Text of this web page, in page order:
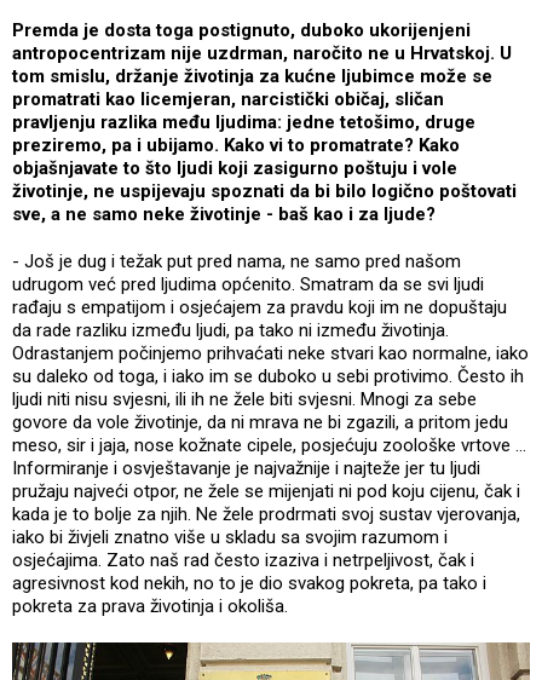
Premda je dosta toga postignuto, duboko ukorijenjeni
antropocentrizam nije uzdrman, naročito ne u Hrvatskoj. U
tom smislu, držanje životinja za kućne ljubimce može se
promatrati kao licemjeran, narcistički običaj, sličan
pravljenju razlika među ljudima: jedne tetošimo, druge
preziremo, pa i ubijamo. Kako vi to promatrate? Kako
objašnjavate to što ljudi koji zasigurno poštuju i vole
životinje, ne uspijevaju spoznati da bi bilo logično poštovati
sve, a ne samo neke životinje - baš kao i za ljude?
- Još je dug i težak put pred nama, ne samo pred našom
udrugom već pred ljudima općenito. Smatram da se svi ljudi
rađaju s empatijom i osjećajem za pravdu koji im ne dopuštaju
da rade razliku između ljudi, pa tako ni između životinja.
Odrastanjem počinjemo prihvaćati neke stvari kao normalne, iako
su daleko od toga, i iako im se duboko u sebi protivimo. Često ih
ljudi niti nisu svjesni, ili ih ne žele biti svjesni. Mnogi za sebe
govore da vole životinje, da ni mrava ne bi zgazili, a pritom jedu
meso, sir i jaja, nose kožnate cipele, posjećuju zoološke vrtove ...
Informiranje i osvještavanje je najvažnije i najteže jer tu ljudi
pružaju najveći otpor, ne žele se mijenjati ni pod koju cijenu, čak i
kada je to bolje za njih. Ne žele prodrmati svoj sustav vjerovanja,
iako bi živjeli znatno više u skladu sa svojim razumom i
osjećajima. Zato naš rad često izaziva i netrpeljivost, čak i
agresivnost kod nekih, no to je dio svakog pokreta, pa tako i
pokreta za prava životinja i okoliša.